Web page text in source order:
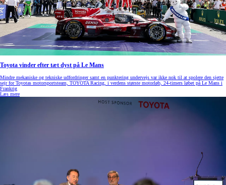
Toyota vinder efter tæt dyst på Le Mans
Mindre mekaniske og tekniske udfordringer samt en punktering undervejs var ikke nok til at spolere den sjette
sejr for Toyotas motorsportsteam, TOYOTA Racing, i verdens største motorløb, 24-timers løbet på Le Mans i
Frankrig
Læs mere